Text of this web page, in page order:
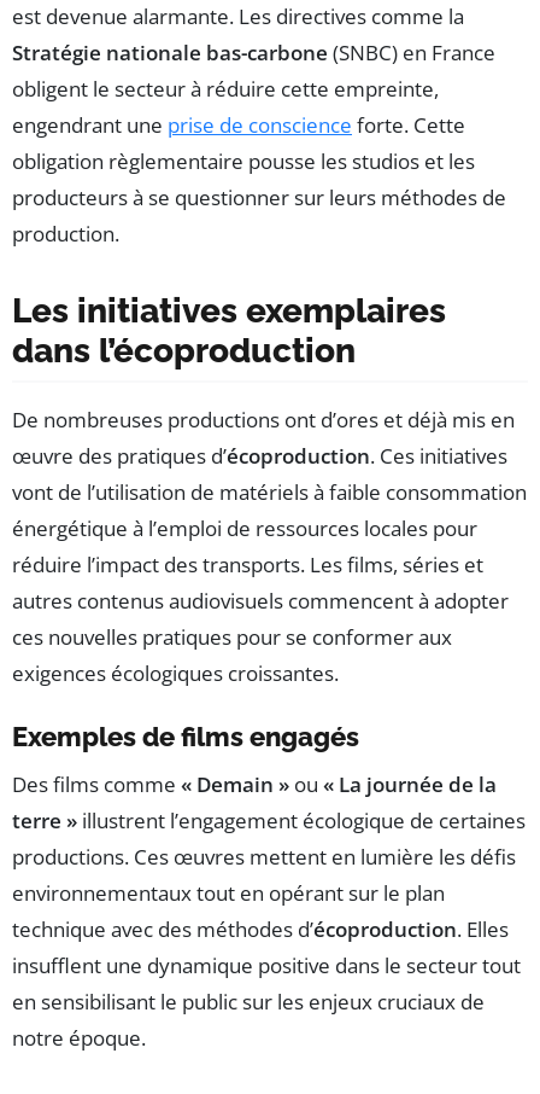
est devenue alarmante. Les directives comme la
Stratégie nationale bas-carbone (SNBC) en France
obligent le secteur à réduire cette empreinte,
engendrant une prise de conscience forte. Cette
obligation règlementaire pousse les studios et les
producteurs à se questionner sur leurs méthodes de
production.
Les initiatives exemplaires
dans l’écoproduction
De nombreuses productions ont d’ores et déjà mis en
œuvre des pratiques d’écoproduction. Ces initiatives
vont de l’utilisation de matériels à faible consommation
énergétique à l’emploi de ressources locales pour
réduire l’impact des transports. Les films, séries et
autres contenus audiovisuels commencent à adopter
ces nouvelles pratiques pour se conformer aux
exigences écologiques croissantes.
Exemples de films engagés
Des films comme « Demain » ou « La journée de la
terre » illustrent l’engagement écologique de certaines
productions. Ces œuvres mettent en lumière les défis
environnementaux tout en opérant sur le plan
technique avec des méthodes d’écoproduction. Elles
insufflent une dynamique positive dans le secteur tout
en sensibilisant le public sur les enjeux cruciaux de
notre époque.